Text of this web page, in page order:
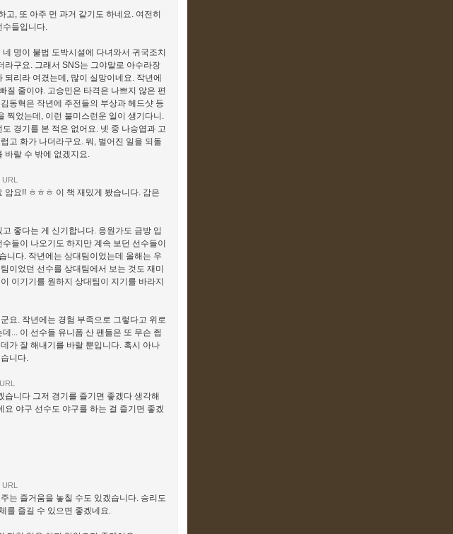
, 또 아주 먼 과거 같기도 하네요. 여전히
수들입니다.
명이 불법 도박시설에 다녀와서 귀국조치
라구요. 그래서 SNS는 그야말로 아수라장
리라 여겼는데, 많이 실망이네요. 작년에
질 줄이야. 고승민은 타격은 나쁘지 않은 편
동혁은 작년에 주전들의 부상과 헤드샷 등
찍었는데, 이런 불미스런운 일이 생기다니.
경기를 본 적은 없어요. 넷 중 나승엽과 고
고 화가 나더라구요. 뭐, 벌어진 일을 되돌
바랄 수 밖에 없겠지요.
URL
요!! ㅎㅎㅎ 이 책 재밌게 봤습니다. 감은
좋다는 게 신기합니다. 응원가도 금방 입
들이 나오기도 하지만 계속 보던 선수들이
니다. 작년에는 상대팀이었는데 올해는 우
이었던 선수를 상대팀에서 보는 것도 재미
이기기를 원하지 상대팀이 지기를 바라지
요. 작년에는 경험 부족으로 그렇다고 위로
... 이 선수들 유니폼 산 팬들은 또 무슨 죕
가 잘 해내기를 바랄 뿐입니다. 혹시 아나
니다.
URL
니다 그저 경기를 즐기면 좋겠다 생각해
야구 선수도 야구를 하는 걸 즐기면 좋겠
URL
는 즐거움을 놓칠 수도 있겠습니다. 승리도
를 즐길 수 있으면 좋겠네요.